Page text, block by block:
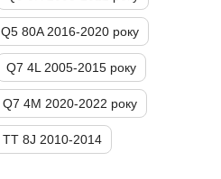
Q5 80A 2016-2020 року
Q7 4L 2005-2015 року
Q7 4M 2020-2022 року
TT 8J 2010-2014